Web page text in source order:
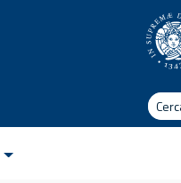
Cerca